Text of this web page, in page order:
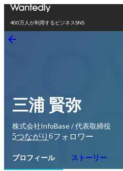
400万人が利用するビジネスSNS
三浦 賢弥
株式会社InfoBase / 代表取締役
5つながり 6フォロワー
プロフィール ストーリー